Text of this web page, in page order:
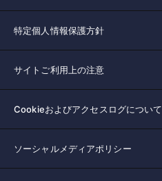
特定個人情報保護方針
サイトご利用上の注意
Cookieおよびアクセスログについて
ソーシャルメディアポリシー